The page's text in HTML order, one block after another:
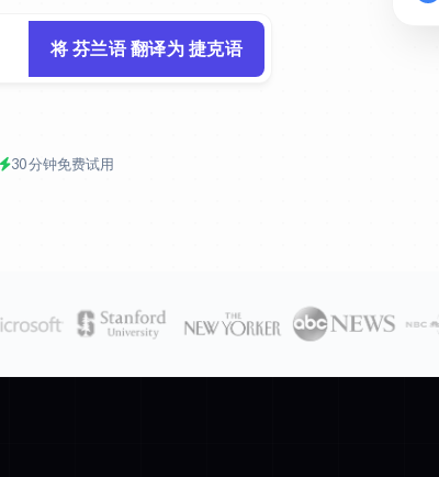
将 芬兰语 翻译为 捷克语
30 分钟免费试用